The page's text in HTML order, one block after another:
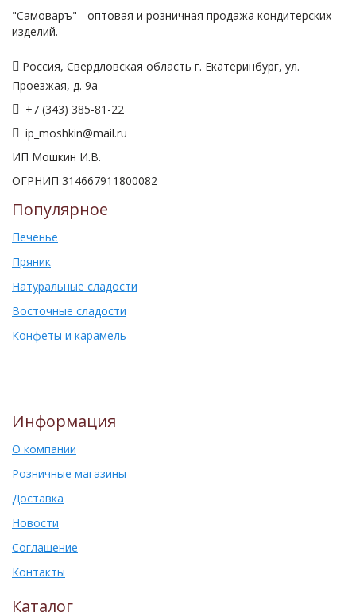
"Самоваръ" - оптовая и розничная продажа кондитерских
изделий.
Россия, Свердловская область г. Екатеринбург, ул.
Проезжая, д. 9а
+7 (343) 385-81-22
ip_moshkin@mail.ru
ИП Мошкин И.В.
ОГРНИП 314667911800082
Популярное
Печенье
Пряник
Натуральные сладости
Восточные сладости
Конфеты и карамель
Информация
О компании
Розничные магазины
Доставка
Новости
Соглашение
Контакты
Каталог